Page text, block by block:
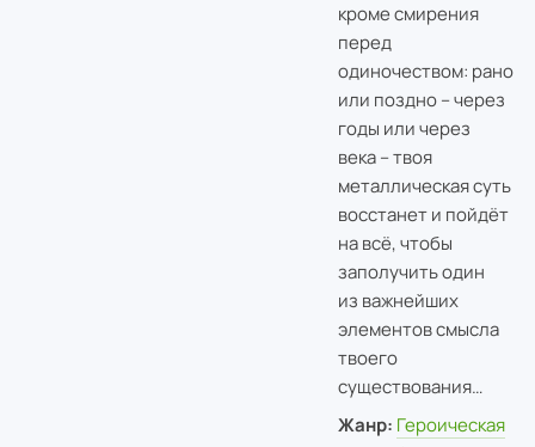
кроме смирения
перед
одиночеством: рано
или поздно – через
годы или через
века – твоя
металлическая суть
восстанет и пойдёт
на всё, чтобы
заполучить один
из важнейших
элементов смысла
твоего
существования…
Жанр: Героическая